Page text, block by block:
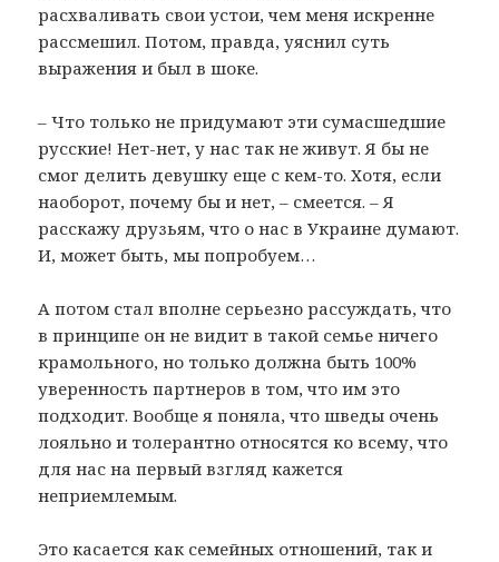
расхваливать свои устои, чем меня искренне
рассмешил. Потом, правда, уяснил суть
выражения и был в шоке.
– Что только не придумают эти сумасшедшие
русские! Нет-нет, у нас так не живут. Я бы не
смог делить девушку еще с кем-то. Хотя, если
наоборот, почему бы и нет, – смеется. – Я
расскажу друзьям, что о нас в Украине думают.
И, может быть, мы попробуем…
А потом стал вполне серьезно рассуждать, что
в принципе он не видит в такой семье ничего
крамольного, но только должна быть 100%
уверенность партнеров в том, что им это
подходит. Вообще я поняла, что шведы очень
лояльно и толерантно относятся ко всему, что
для нас на первый взгляд кажется
неприемлемым.
Это касается как семейных отношений, так и